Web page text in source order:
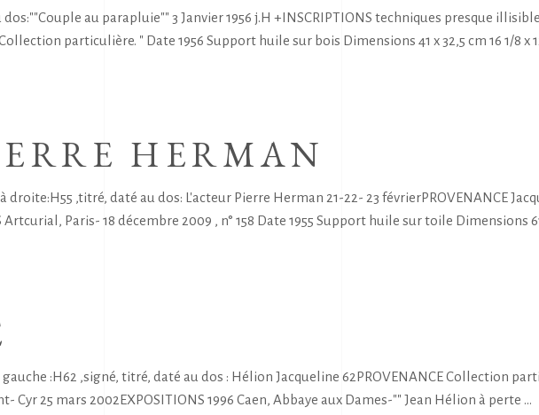
au parapluie"" 3 Janvier 1956 j.H +INSCRIPTIONS techniques presque
particulière. " Date 1956 Support huile sur bois Dimensions 41 x 32,5 cm 16 1/8 x
HERMAN
droite:H55 ,titré, daté au dos: L'acteur Pierre Herman 21-22- 23 févrierPROVENANCE
Paris- 18 décembre 2009 , n° 158 Date 1955 Support huile sur toile Dimensions
:H62 ,signé, titré, daté au dos : Hélion Jacqueline 62PROVENANCE Collection
Cyr 25 mars 2002EXPOSITIONS 1996 Caen, Abbaye aux Dames-"" Jean Hélion à perte